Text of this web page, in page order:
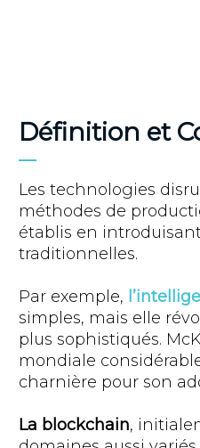
Définition et
Les technologies
méthodes de
établis en
traditionnelles.
Par exemple,
simples, mais elle
plus sophistiqués.
mondiale
charnière pour son
La blockchain,